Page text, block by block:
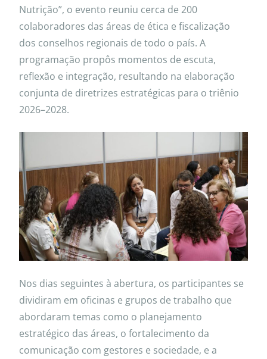
Nutrição”, o evento reuniu cerca de 200
colaboradores das áreas de ética e fiscalização
dos conselhos regionais de todo o país. A
programação propôs momentos de escuta,
reflexão e integração, resultando na elaboração
conjunta de diretrizes estratégicas para o triênio
2026–2028.
Nos dias seguintes à abertura, os participantes se
dividiram em oficinas e grupos de trabalho que
abordaram temas como o planejamento
estratégico das áreas, o fortalecimento da
comunicação com gestores e sociedade, e a